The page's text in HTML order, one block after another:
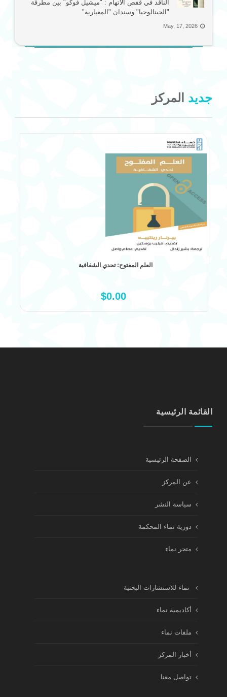
الناقد في قفص الاتهام : "ميشيل فوكو" بين مطرقة
"الجينالوجيا" وسندان "المعيارية"
May, 17, 2026
جديد المركز
العلم المفتوح: تحدي الشفافية
$0.00
القائمة الرئيسية
الصفحة الرئيسية
عن المركز
سياسة النشر
دورية نماء المحكمة
متجر نماء
نماء للاستشارات البحثية
أكاديمية نماء
ملفات نماء
أخبار المركز
تواصل معنا